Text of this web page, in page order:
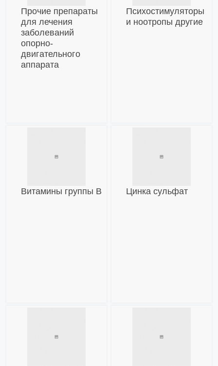
Прочие препараты
для лечения
заболеваний
опорно-
двигательного
аппарата
Психостимуляторы
и ноотропы другие
Витамины группы В Цинка сульфат